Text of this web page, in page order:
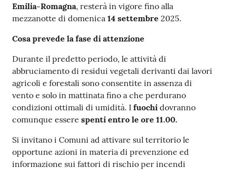
Emilia-Romagna, resterà in vigore fino alla
mezzanotte di domenica 14 settembre 2025.
Cosa prevede la fase di attenzione
Durante il predetto periodo, le attività di
abbruciamento di residui vegetali derivanti dai lavori
agricoli e forestali sono consentite in assenza di
vento e solo in mattinata fino a che perdurano
condizioni ottimali di umidità. I fuochi dovranno
comunque essere spenti entro le ore 11.00.
Si invitano i Comuni ad attivare sul territorio le
opportune azioni in materia di prevenzione ed
informazione sui fattori di rischio per incendi